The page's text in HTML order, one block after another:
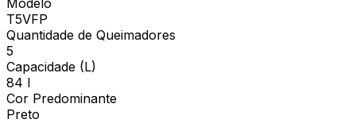
T5VFP
Quantidade de Queimadores
5
Capacidade (L)
84 l
Cor Predominante
Preto